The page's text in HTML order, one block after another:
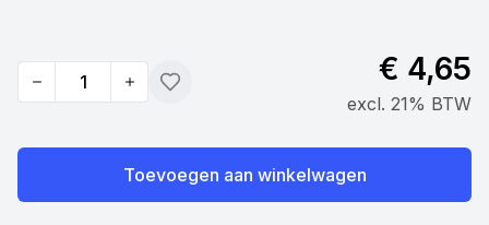
Quantity Toevoegen
€ 4,65
excl. 21% BTW
Toevoegen aan winkelwagen